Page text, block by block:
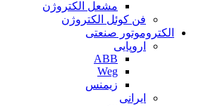
مشعل الکتروژن
فن کوئل الکتروژن
الکتروموتور صنعتی
اروپایی
ABB
Weg
زیمنس
ایرانی